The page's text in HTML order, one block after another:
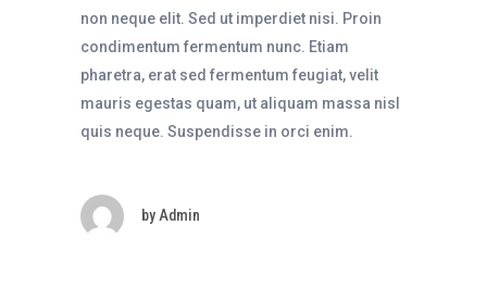
non neque elit. Sed ut imperdiet nisi. Proin
condimentum fermentum nunc. Etiam
pharetra, erat sed fermentum feugiat, velit
mauris egestas quam, ut aliquam massa nisl
quis neque. Suspendisse in orci enim.
by Admin